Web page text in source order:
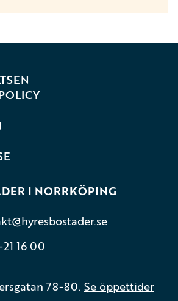
I NORRKÖPING
21 16 00
78-80. Se öppettider